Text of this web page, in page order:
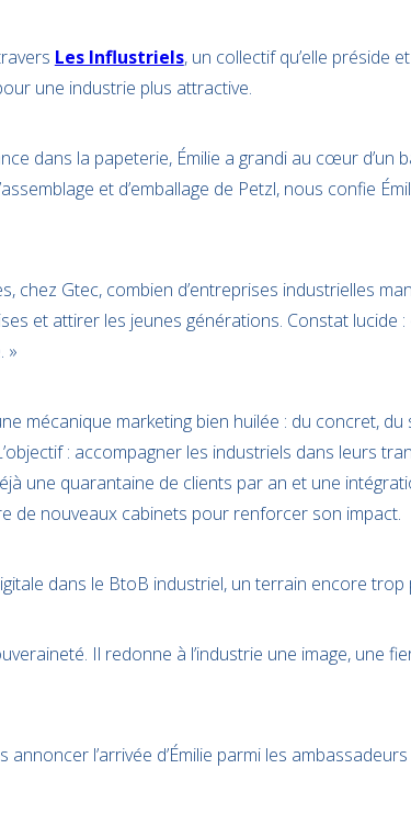
Les Influstriels, un collectif qu’elle préside
une industrie plus attractive.
dans la papeterie, Émilie a grandi au cœur d’un
et d’emballage de Petzl, nous confie
chez Gtec, combien d’entreprises industrielles
et attirer les jeunes générations. Constat lucide :
»
mécanique marketing bien huilée : du concret, du
: accompagner les industriels dans leurs
une quarantaine de clients par an et une
de nouveaux cabinets pour renforcer son impact.
dans le BtoB industriel, un terrain encore trop
Il redonne à l’industrie une image, une
l’arrivée d’Émilie parmi les